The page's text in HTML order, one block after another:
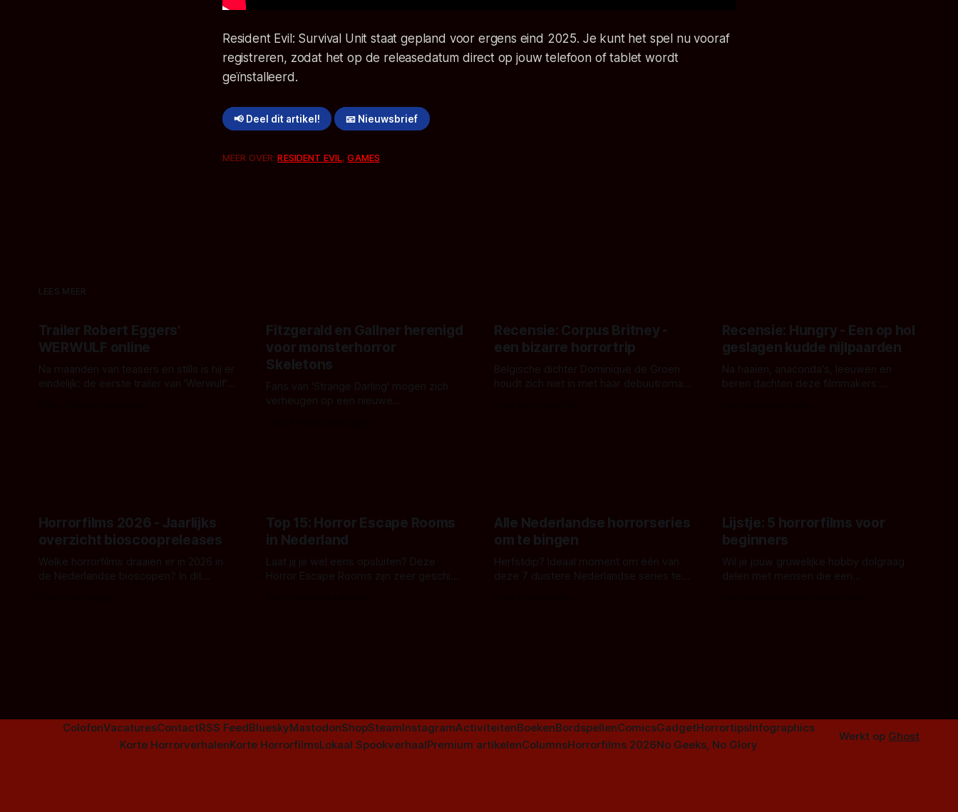
Resident Evil: Survival Unit staat gepland voor ergens eind 2025. Je kunt het spel nu vooraf
registreren, zodat het op de releasedatum direct op jouw telefoon of tablet wordt
geïnstalleerd.
📢 Deel dit artikel! 📧 Nieuwsbrief
MEER OVER:RESIDENT EVIL,GAMES
LEES MEER
Trailer Robert Eggers'
WERWULF online
Na maanden van teasers en stills is hij er
eindelijk: de eerste trailer van 'Werwulf'.
Fitzgerald en Gallner herenigd
voor monsterhorror
Skeletons
Fans van 'Strange Darling' mogen zich
verheugen op een nieuwe
Recensie: Corpus Britney -
een bizarre horrortrip
Belgische dichter Dominique de Groen
houdt zich niet in met haar debuutroman.
Recensie: Hungry - Een op hol
geslagen kudde nijlpaarden
Na haaien, anaconda's, leeuwen en
beren dachten deze filmmakers:
Horrorfilms 2026 - Jaarlijks
overzicht bioscoopreleases
Welke horrorfilms draaien er in 2026 in
de Nederlandse bioscopen? In dit
Top 15: Horror Escape Rooms
in Nederland
Laat jij je wel eens opsluiten? Deze
Horror Escape Rooms zijn zeer geschikt
Alle Nederlandse horrorseries
om te bingen
Herfstdip? Ideaal moment om één van
deze 7 duistere Nederlandse series te
Lijstje: 5 horrorfilms voor
beginners
Wil je jouw gruwelijke hobby dolgraag
delen met mensen die een
ColofonVacaturesContactRSS FeedBlueskyMastodonShopSteamInstagramActiviteitenBoekenBordspellenComicsGadgetHorrortipsInfographics
Korte HorrorverhalenKorte HorrorfilmsLokaal SpookverhaalPremium artikelenColumnsHorrorfilms 2026No Geeks, No Glory
Werkt op Ghost